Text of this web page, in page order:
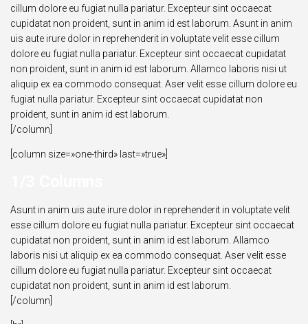
cillum dolore eu fugiat nulla pariatur. Excepteur sint occaecat
cupidatat non proident, sunt in anim id est laborum. Asunt in anim
uis aute irure dolor in reprehenderit in voluptate velit esse cillum
dolore eu fugiat nulla pariatur. Excepteur sint occaecat cupidatat
non proident, sunt in anim id est laborum. Allamco laboris nisi ut
aliquip ex ea commodo consequat. Aser velit esse cillum dolore eu
fugiat nulla pariatur. Excepteur sint occaecat cupidatat non
proident, sunt in anim id est laborum.
[/column]
[column size=»one-third» last=»true»]
Asunt in anim uis aute irure dolor in reprehenderit in voluptate velit
esse cillum dolore eu fugiat nulla pariatur. Excepteur sint occaecat
cupidatat non proident, sunt in anim id est laborum. Allamco
laboris nisi ut aliquip ex ea commodo consequat. Aser velit esse
cillum dolore eu fugiat nulla pariatur. Excepteur sint occaecat
cupidatat non proident, sunt in anim id est laborum.
[/column]